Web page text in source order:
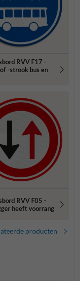
RVV F17 -
-strook bus en
RVV F05 -
heeft voorrang
producten